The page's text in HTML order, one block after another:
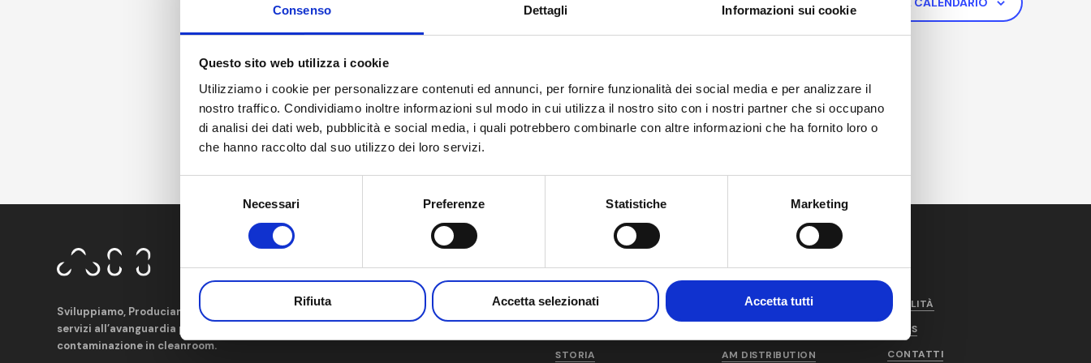
Consenso Dettagli Informazioni sui cookie
Questo sito web utilizza i cookie
Utilizziamo i cookie per personalizzare contenuti ed annunci, per fornire funzionalità dei social media e per analizzare il
nostro traffico. Condividiamo inoltre informazioni sul modo in cui utilizza il nostro sito con i nostri partner che si occupano
di analisi dei dati web, pubblicità e social media, i quali potrebbero combinarle con altre informazioni che ha fornito loro o
che hanno raccolto dal suo utilizzo dei loro servizi.
del
Necessari Preferenze Statistiche Marketing
Rifiuta Accetta selezionati Accetta tutti
Sviluppiamo, Produciamo e Distribuiamo prodotti e
servizi all’avanguardia per il controllo della
contaminazione in cleanroom.
AM
STORIA
PRODOTTI E SERVIZI
AM DISTRIBUTION
QUALITÀ
NEWS
CONTATTI